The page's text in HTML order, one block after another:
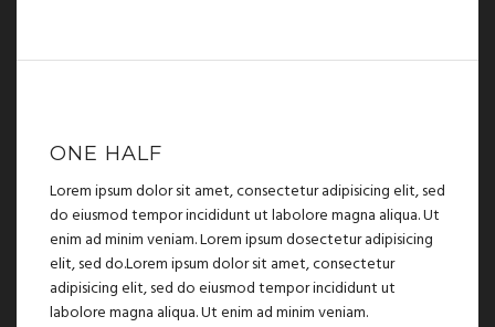
ONE HALF
Lorem ipsum dolor sit amet, consectetur adipisicing elit, sed
do eiusmod tempor incididunt ut labolore magna aliqua. Ut
enim ad minim veniam. Lorem ipsum dosectetur adipisicing
elit, sed do.Lorem ipsum dolor sit amet, consectetur
adipisicing elit, sed do eiusmod tempor incididunt ut
labolore magna aliqua. Ut enim ad minim veniam.